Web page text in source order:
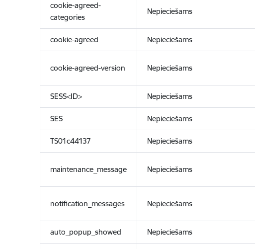
cookie-agreed-
categories
Nepieciešams
cookie-agreed Nepieciešams
cookie-agreed-version Nepieciešams
SESS<ID> Nepieciešams
SES Nepieciešams
TS01c44137 Nepieciešams
maintenance_message Nepieciešams
notification_messages Nepieciešams
auto_popup_showed Nepieciešams